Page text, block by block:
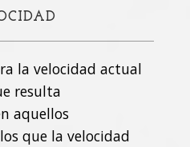
la velocidad actual
resulta
aquellos
que la velocidad